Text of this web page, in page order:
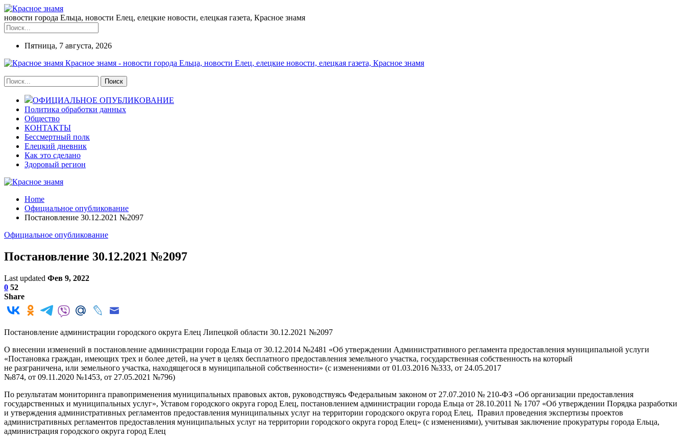
новости города Ельца, новости Елец, елецкие новости, елецкая газета, Красное знамя
Пятница, 7 августа, 2026
Красное знамя - новости города Ельца, новости Елец, елецкие новости, елецкая газета, Красное знамя
ОФИЦИАЛЬНОЕ ОПУБЛИКОВАНИЕ
Политика обработки данных
Общество
КОНТАКТЫ
Бессмертный полк
Елецкий дневник
Как это сделано
Здоровый регион
Home
Официальное опубликование
Постановление 30.12.2021 №2097
Официальное опубликование
Постановление 30.12.2021 №2097
Last updated Фев 9, 2022
0 52
Share
Постановление администрации городского округа Елец Липецкой области 30.12.2021 №2097
О внесении изменений в постановление администрации города Ельца от 30.12.2014 №2481 «Об утверждении Административного регламента предоставления муниципальной услуги
«Постановка граждан, имеющих трех и более детей, на учет в целях бесплатного предоставления земельного участка, государственная собственность на который
не разграничена, или земельного участка, находящегося в муниципальной собственности» (с изменениями от 01.03.2016 №333, от 24.05.2017
№874, от 09.11.2020 №1453, от 27.05.2021 №796)
По результатам мониторинга правоприменения муниципальных правовых актов, руководствуясь Федеральным законом от 27.07.2010 № 210-ФЗ «Об организации предоставления
государственных и муниципальных услуг», Уставом городского округа город Елец, постановлением администрации города Ельца от 28.10.2011 № 1707 «Об утверждении Порядка разработки
и утверждения административных регламентов предоставления муниципальных услуг на территории городского округа город Елец, Правил проведения экспертизы проектов
административных регламентов предоставления муниципальных услуг на территории городского округа город Елец» (с изменениями), учитывая заключение прокуратуры города Ельца,
администрация городского округа город Елец